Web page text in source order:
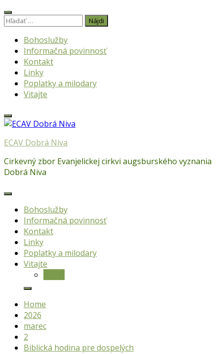
Skip
to
Hľadať:
Bohoslužby
Informačná povinnosť
Kontakt
Linky
Poplatky a milodary
Vitajte
ECAV Dobrá Niva
Cirkevný zbor Evanjelickej cirkvi augsburského vyznania
Dobrá Niva
Bohoslužby
Informačná povinnosť
Kontakt
Linky
Poplatky a milodary
Vitajte
Home
2026
marec
2
Biblická hodina pre dospelých